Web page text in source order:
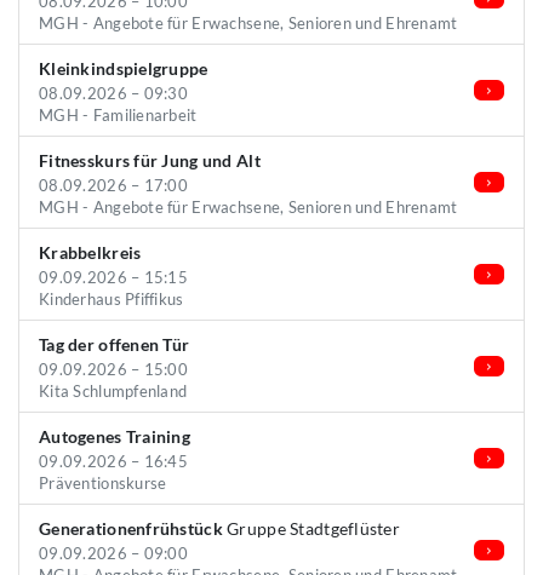
MGH - Angebote für Erwachsene, Senioren und Ehrenamt
Kleinkindspielgruppe
08.09.2026 – 09:30
MGH - Familienarbeit
Fitnesskurs für Jung und Alt
08.09.2026 – 17:00
MGH - Angebote für Erwachsene, Senioren und Ehrenamt
Krabbelkreis
09.09.2026 – 15:15
Kinderhaus Pfiffikus
Tag der offenen Tür
09.09.2026 – 15:00
Kita Schlumpfenland
Autogenes Training
09.09.2026 – 16:45
Präventionskurse
GenerationenfrühstückGruppe Stadtgeflüster
09.09.2026 – 09:00